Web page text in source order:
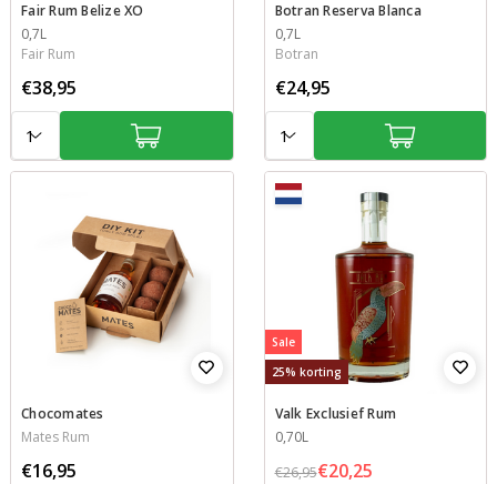
Fair Rum Belize XO
Inhoud
0,7L
Fair Rum
€38,95
Botran Reserva Blanca
Inhoud
0,7L
Botran
€24,95
Chocomates
Mates Rum
€16,95
Sale
25% korting
Valk Exclusief Rum
Inhoud
0,70L
€26,95€20,25